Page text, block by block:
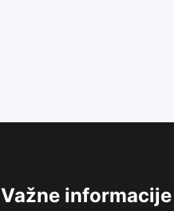
Važne informacije